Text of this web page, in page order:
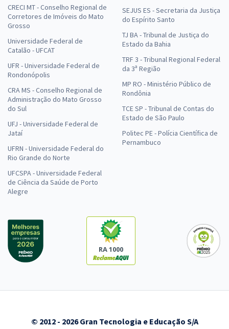
CRECI MT - Conselho Regional de
Corretores de Imóveis do Mato
Grosso
Universidade Federal de
Catalão - UFCAT
UFR - Universidade Federal de
Rondonópolis
CRA MS - Conselho Regional de
Administração do Mato Grosso
do Sul
UFJ - Universidade Federal de
Jataí
UFRN - Universidade Federal do
Rio Grande do Norte
UFCSPA - Universidade Federal
de Ciência da Saúde de Porto
Alegre
SEJUS ES - Secretaria da Justiça
do Espírito Santo
TJ BA - Tribunal de Justiça do
Estado da Bahia
TRF 3 - Tribunal Regional Federal
da 3ª Região
MP RO - Ministério Público de
Rondônia
TCE SP - Tribunal de Contas do
Estado de São Paulo
Politec PE - Polícia Científica de
Pernambuco
RA 1000
© 2012 - 2026 Gran Tecnologia e Educação S/A